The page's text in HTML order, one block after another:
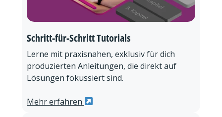
Schritt-für-Schritt Tutorials
Lerne mit praxisnahen, exklusiv für dich
produzierten Anleitungen, die direkt auf
Lösungen fokussiert sind.
Mehr erfahren